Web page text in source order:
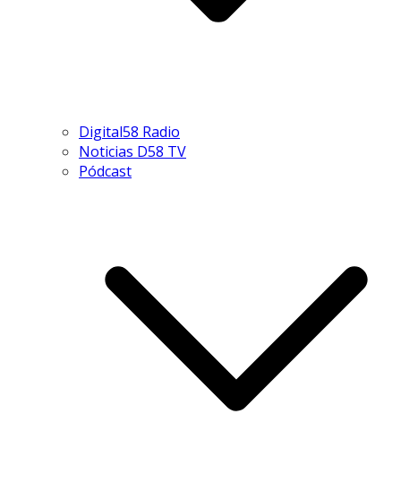
Digital58 Radio
Noticias D58 TV
Pódcast